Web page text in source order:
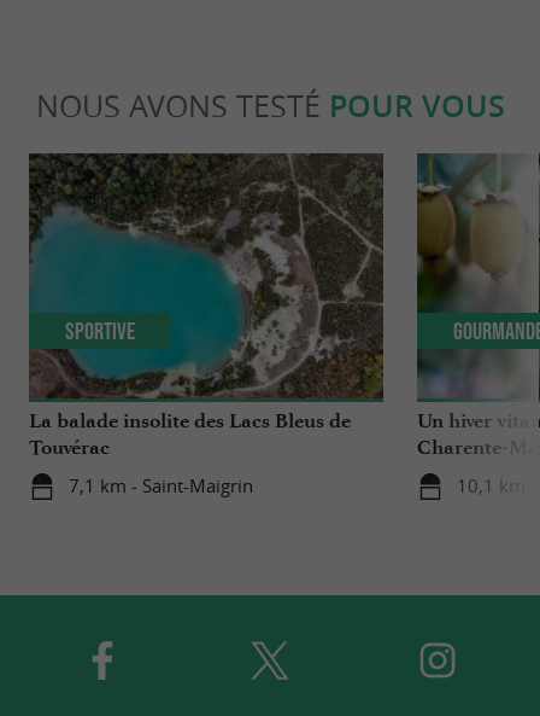
NOUS AVONS TESTÉ POUR VOUS
La balade insolite des Lacs Bleus de
Touvérac
7,1 km - Saint-Maigrin
Sportive
Un hiver
Charente-
10,1 km